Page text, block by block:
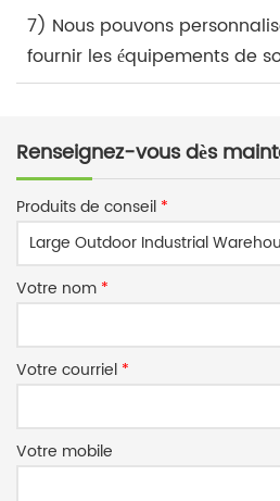
7) Nous pouvons
fournir les équipements de
Renseignez-vous dès
Produits de conseil *
Votre nom *
Votre courriel *
Votre mobile